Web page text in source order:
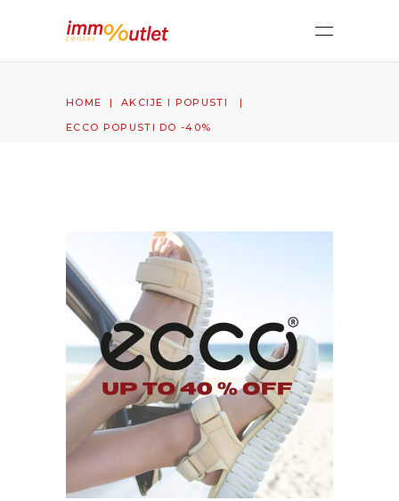
HOME | AKCIJE I POPUSTI |
ECCO POPUSTI DO -40%